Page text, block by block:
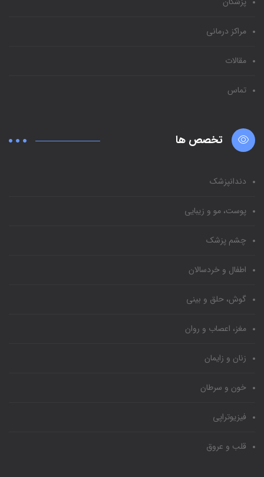
مراکز درمانی
مقالات
تماس
تخصص ها
دندانپزشک
پوست، مو و زیبایی
چشم پزشک
اطفال و خردسالان
گوش، حلق و بینی
مغز، اعصاب و روان
زنان و زایمان
خون و سرطان
فیزیوتراپی
قلب و عروق